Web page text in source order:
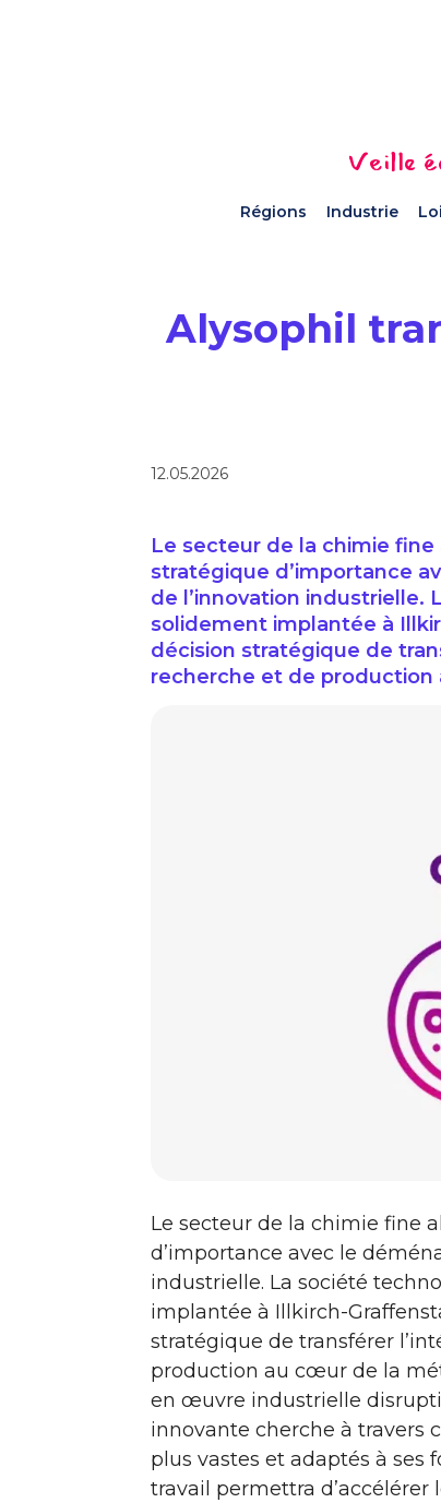
Veille
Régions Industrie
Alysophil
12.05.2026
Le secteur de la chimie
stratégique d’importance
de l’innovation industrielle.
solidement implantée à
décision stratégique de
recherche et de
Le secteur de la chimie fine
d’importance avec le
industrielle. La société
implantée à Illkirch-
stratégique de transférer
production au cœur de la
en œuvre industrielle
innovante cherche à travers
plus vastes et adaptés à ses
travail permettra